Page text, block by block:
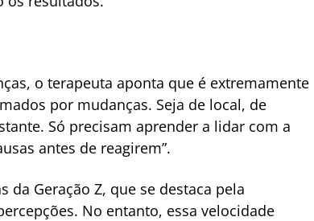
o terapeuta aponta que é extremamente
por mudanças. Seja de local, de
Só precisam aprender a lidar com a
antes de reagirem”.
da Geração Z, que se destaca pela
No entanto, essa velocidade